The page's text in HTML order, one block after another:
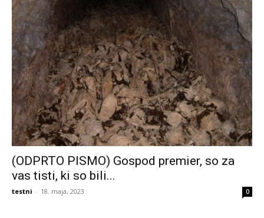
(ODPRTO PISMO) Gospod premier, so za
vas tisti, ki so bili...
testni - 18. maja, 2023 0